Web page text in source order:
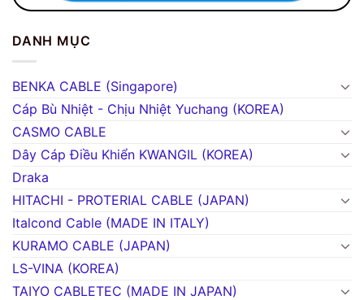
DANH MỤC
BENKA CABLE (Singapore)
Cáp Bù Nhiệt - Chịu Nhiệt Yuchang (KOREA)
CASMO CABLE
Dây Cáp Điều Khiển KWANGIL (KOREA)
Draka
HITACHI - PROTERIAL CABLE (JAPAN)
Italcond Cable (MADE IN ITALY)
KURAMO CABLE (JAPAN)
LS-VINA (KOREA)
TAIYO CABLETEC (MADE IN JAPAN)